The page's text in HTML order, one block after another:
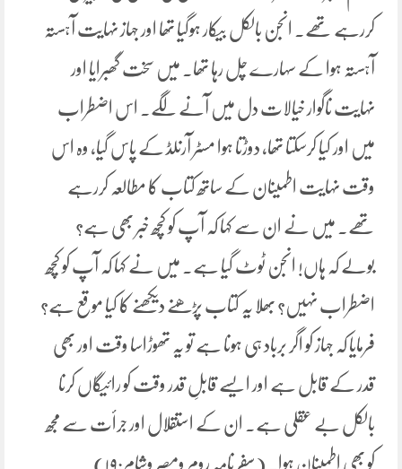
کررہے تھے. انجن بالکل بیکار ہوگیا تھا اور جہاز نہایت آہستہ
آہستہ ہوا کے سہارے چل رہا تھا. میں سخت گھبرایا اور
نہایت ناگوار خیالات دل میں آنے لگے. اس اضطراب
میں اور کیا کرسکتا تھا، دوڑتا ہوا مسٹر آرنلڈ کے پاس گیا، وہ اس
وقت نہایت اطمینان کے ساتھ کتاب کا مطالعہ کررہے
تھے. میں نے ان سے کہا کہ آپ کو کچھ خبر بھی ہے؟
بولے کہ ہاں! انجن ٹوٹ گیا ہے. میں نے کہا کہ آپ کو کچھ
اضطراب نہیں؟ بھلا یہ کتاب پڑھنے دیکھنے کا کیا موقع ہے؟
فرمایا کہ جہاز کو اگر برباد ہی ہونا ہے تو یہ تھوڑاسا وقت اور بھی
قدر کے قابل ہے اور ایسے قابلِ قدر وقت کو رائیگاں کرنا
بالکل بے عقلی ہے۔ ان کے استقلال اور جرأت سے مجھ
کو بھی اطمینان ہوا۔ (سفر نامہ روم ومصر وشام:۱۹)